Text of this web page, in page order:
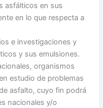
asfálticos en sus
en lo que respecta a
e investigaciones y
y sus emulsiones.
organismos
estudio de problemas
asfalto, cuyo fin podrá
nacionales y/o